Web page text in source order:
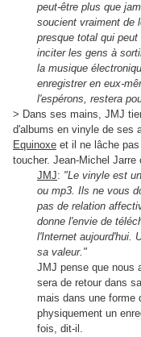
peut-être plus que
soucient vraiment de
presque total qui
inciter les gens à
la musique
enregistrer en eux-
l'espérons, restera
> Dans ses mains, JMJ
d'albums en vinyle de ses
Equinoxe et il ne lâche
toucher. Jean-Michel
JMJ: "Le vinyle est
ou mp3. Ils ne vous
pas de relation
donne l'envie de
l'Internet aujourd'hui.
sa valeur."
JMJ pense que nous
sera de retour dans
mais dans une forme
physiquement un
fois, dit-il.